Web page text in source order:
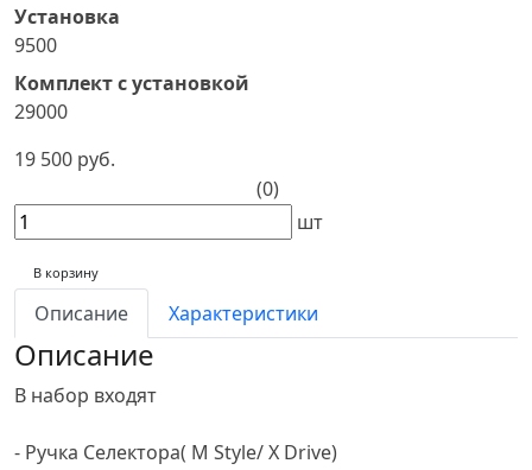
Установка
9500
Комплект с установкой
29000
19 500 руб.
(0)
шт
В корзину
Описание Характеристики
Описание
В набор входят
- Ручка Селектора( M Style/ X Drive)